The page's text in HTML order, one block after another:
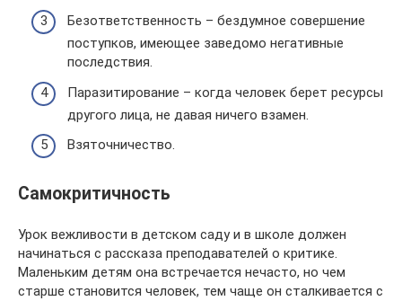
Безответственность – бездумное совершение
поступков, имеющее заведомо негативные
последствия.
Паразитирование – когда человек берет ресурсы
другого лица, не давая ничего взамен.
Взяточничество.
Самокритичность
Урок вежливости в детском саду и в школе должен
начинаться с рассказа преподавателей о критике.
Маленьким детям она встречается нечасто, но чем
старше становится человек, тем чаще он сталкивается с